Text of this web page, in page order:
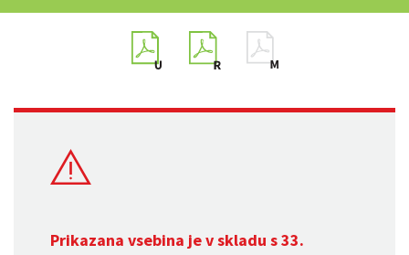
Prikazana vsebina je v skladu s 33.